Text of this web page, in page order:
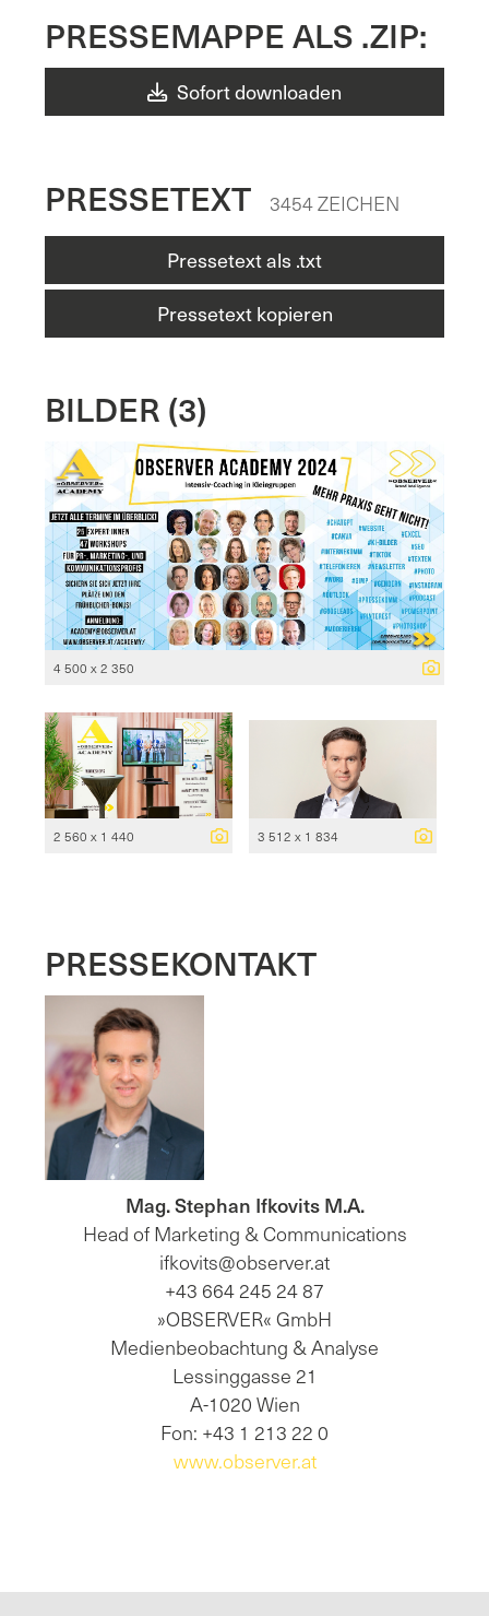
PRESSEMAPPE ALS .ZIP:
Sofort downloaden
PRESSETEXT
3454 ZEICHEN
Pressetext als .txt
Pressetext kopieren
BILDER (3)
4 500 x 2 350
2 560 x 1 440 3 512 x 1 834
PRESSEKONTAKT
Mag. Stephan Ifkovits M.A.
Head of Marketing & Communications
ifkovits@observer.at
+43 664 245 24 87
»OBSERVER« GmbH
Medienbeobachtung & Analyse
Lessinggasse 21
A-1020 Wien
Fon: +43 1 213 22 0
www.observer.at